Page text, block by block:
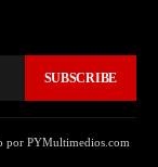
SUBSCRIBE
por PYMultimedios.com